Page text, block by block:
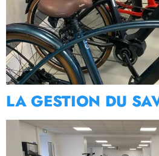
LA GESTION DU